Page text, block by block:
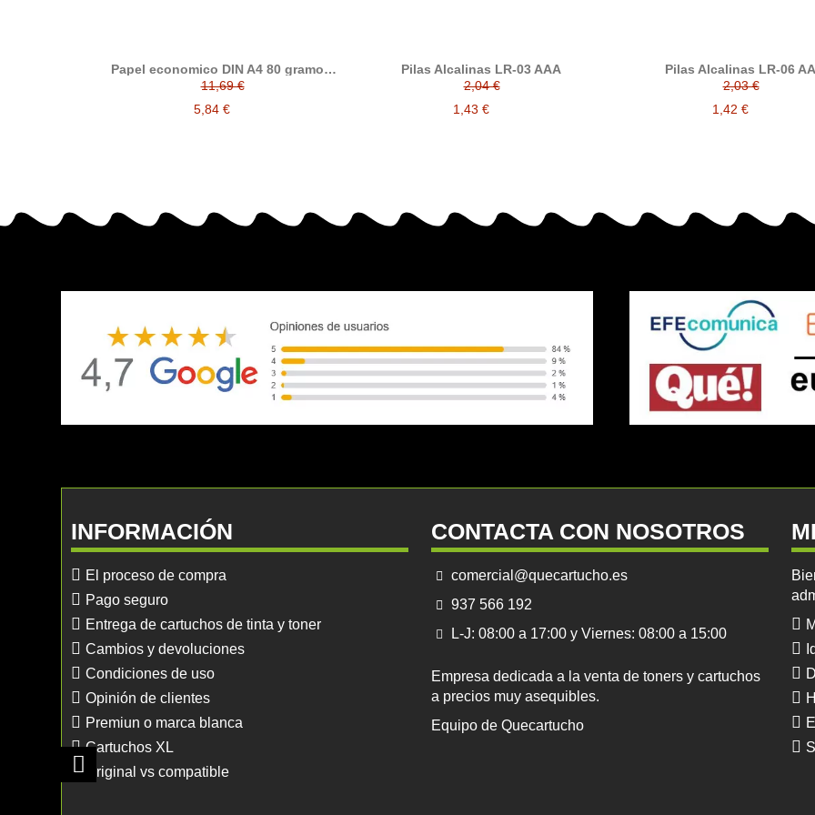
Papel economico DIN A4 80 gramos,
paquete 500 folios
11,69 €
5,84 €
Pilas Alcalinas LR-03 AAA
2,04 €
1,43 €
Pilas Alcalinas LR-06
2,03 €
1,42 €
INFORMACIÓN
El proceso de compra
Pago seguro
Entrega de cartuchos de tinta y toner
Cambios y devoluciones
Condiciones de uso
Opinión de clientes
Premiun o marca blanca
Cartuchos XL
Original vs compatible
CONTACTA CON NOSOTROS
comercial@quecartucho.es
937 566 192
L-J: 08:00 a 17:00 y Viernes: 08:00 a 15:00
Empresa dedicada a la venta de toners y cartuchos
a precios muy asequibles.
Equipo de Quecartucho